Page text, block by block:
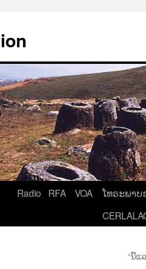
Radio RFA VOA
ໂທຣະພາບ
“ນີ້ແ